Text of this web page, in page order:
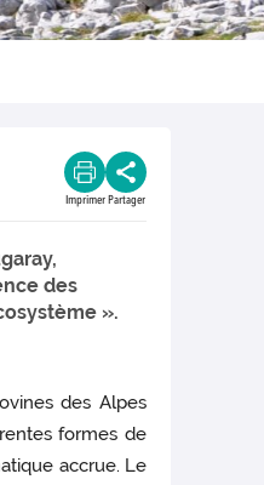
Imprimer Partager
des
».
des Alpes
formes de
accrue. Le